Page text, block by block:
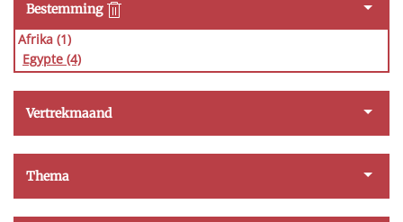
Bestemming
Afrika (1)
Egypte (4)
Vertrekmaand
Thema